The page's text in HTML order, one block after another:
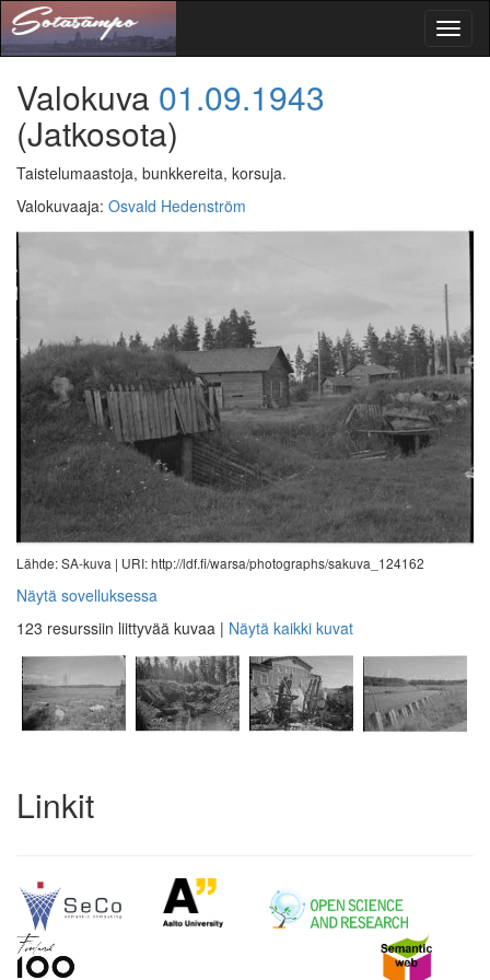
Valokuva 01.09.1943
(Jatkosota)
Taistelumaastoja, bunkkereita, korsuja.
Valokuvaaja: Osvald Hedenström
Lähde: SA-kuva | URI: http://ldf.fi/warsa/photographs/sakuva_124162
Näytä sovelluksessa
123 resurssiin liittyvää kuvaa | Näytä kaikki kuvat
Linkit